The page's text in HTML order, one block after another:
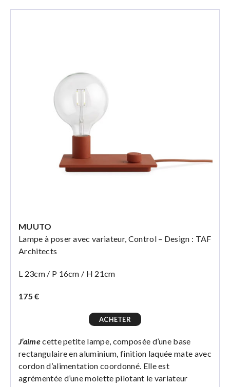
MUUTO
Lampe à poser avec variateur, Control – Design : TAF
Architects
L 23cm / P 16cm / H 21cm
175 €
ACHETER
J’aimecette petite lampe, composée d’une base
rectangulaire en aluminium, finition laquée mate avec
cordon d’alimentation coordonné. Elle est
agrémentée d’une molette pilotant le variateur